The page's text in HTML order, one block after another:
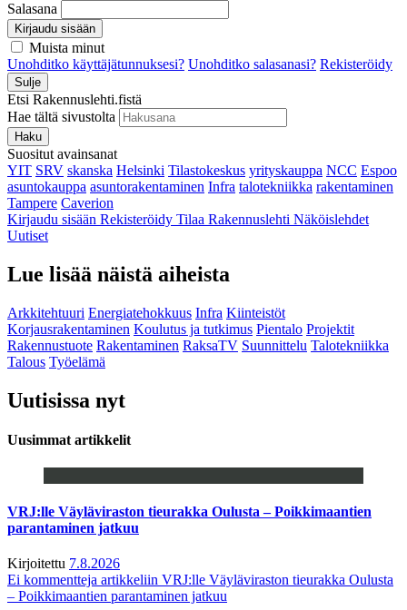
Salasana
Kirjaudu sisään
Muista minut
Unohditko käyttäjätunnuksesi? Unohditko salasanasi? Rekisteröidy
Sulje
Etsi Rakennuslehti.fistä
Hae tältä sivustolta
Haku
Suositut avainsanat
YIT SRV skanska Helsinki Tilastokeskus yrityskauppa NCC Espoo
asuntokauppa asuntorakentaminen Infra talotekniikka rakentaminen
Tampere Caverion
Kirjaudu sisään Rekisteröidy Tilaa Rakennuslehti Näköislehdet
Uutiset
Lue lisää näistä aiheista
Arkkitehtuuri Energiatehokkuus Infra Kiinteistöt
Korjausrakentaminen Koulutus ja tutkimus Pientalo Projektit
Rakennustuote Rakentaminen RaksaTV Suunnittelu Talotekniikka
Talous Työelämä
Uutisissa nyt
Uusimmat artikkelit
VRJ:lle Väyläviraston tieurakka Oulusta – Poikkimaantien
parantaminen jatkuu
Kirjoitettu 7.8.2026
Ei kommentteja artikkeliin VRJ:lle Väyläviraston tieurakka Oulusta
– Poikkimaantien parantaminen jatkuu